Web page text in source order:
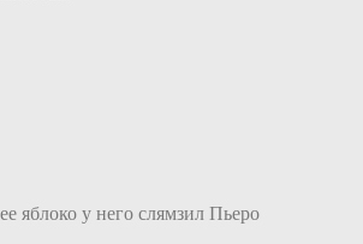
яблоко у него слямзил Пьеро